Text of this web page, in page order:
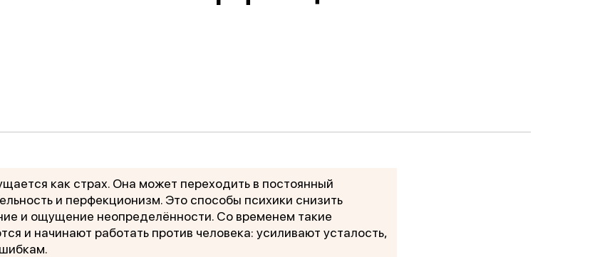
как страх. Она может переходить в постоянный
и перфекционизм. Это способы психики снизить
и ощущение неопределённости. Со временем такие
и начинают работать против человека: усиливают усталость,